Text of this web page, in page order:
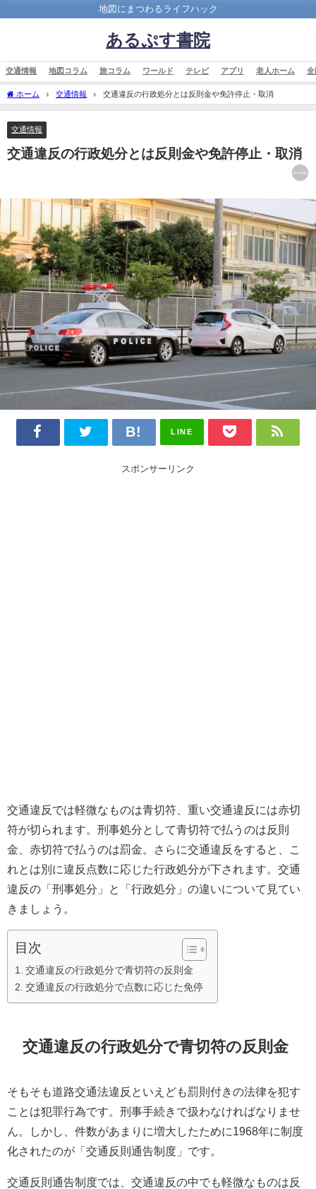
地図にまつわるライフハック
あるぷす書院
交通情報 地図コラム 旅コラム ワールド テレビ アプリ 老人ホーム 全
ホーム 交通情報 交通違反の行政処分とは反則金や免許停止・取消
交通情報
交通違反の行政処分とは反則金や免許停止・取消
LINE
スポンサーリンク
交通違反では軽微なものは青切符、重い交通違反には赤切
符が切られます。刑事処分として青切符で払うのは反則
金、赤切符で払うのは罰金。さらに交通違反をすると、こ
れとは別に違反点数に応じた行政処分が下されます。交通
違反の「刑事処分」と「行政処分」の違いについて見てい
きましょう。
目次
交通違反の行政処分で青切符の反則金
交通違反の行政処分で点数に応じた免停
交通違反の行政処分で青切符の反則金
そもそも道路交通法違反といえども罰則付きの法律を犯す
ことは犯罪行為です。刑事手続きで扱わなければなりませ
ん。しかし、件数があまりに増大したために1968年に制度
化されたのが「交通反則通告制度」です。
交通反則通告制度では、交通違反の中でも軽微なものは反